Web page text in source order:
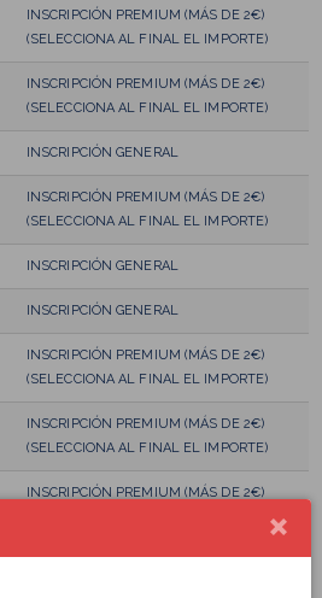
INSCRIPCIÓN PREMIUM (MÁS DE 2€)
(SELECCIONA AL FINAL EL IMPORTE)
INSCRIPCIÓN PREMIUM (MÁS DE 2€)
(SELECCIONA AL FINAL EL IMPORTE)
INSCRIPCIÓN GENERAL
INSCRIPCIÓN PREMIUM (MÁS DE 2€)
(SELECCIONA AL FINAL EL IMPORTE)
INSCRIPCIÓN GENERAL
INSCRIPCIÓN GENERAL
INSCRIPCIÓN PREMIUM (MÁS DE 2€)
(SELECCIONA AL FINAL EL IMPORTE)
INSCRIPCIÓN PREMIUM (MÁS DE 2€)
(SELECCIONA AL FINAL EL IMPORTE)
INSCRIPCIÓN PREMIUM (MÁS DE 2€)
INSCRIPCIÓN PREMIUM (MÁS DE 2€)